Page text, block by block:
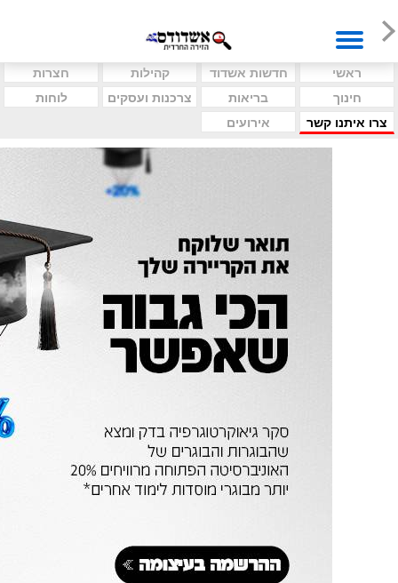
ראשי חדשות אשדוד קהילות
חצרות
חינוך
בריאות צרכנות ועסקים
לוחות
צרו איתנו קשר
אירועים